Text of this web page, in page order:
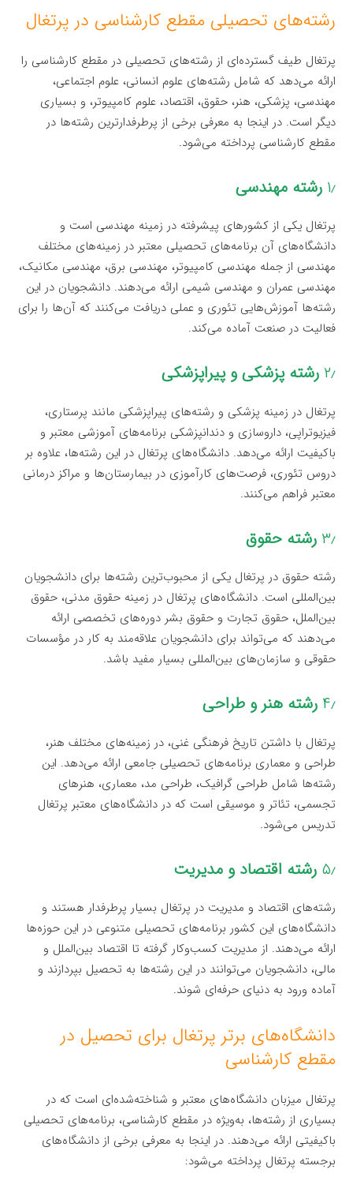
رشته‌های تحصیلی مقطع کارشناسی در پرتغال
پرتغال طیف گسترده‌ای از رشته‌های تحصیلی در مقطع کارشناسی را
ارائه می‌دهد که شامل رشته‌های علوم انسانی، علوم اجتماعی،
مهندسی، پزشکی، هنر، حقوق، اقتصاد، علوم کامپیوتر، و بسیاری
دیگر است. در اینجا به معرفی برخی از پرطرفدارترین رشته‌ها در
مقطع کارشناسی پرداخته می‌شود.
۱٫ رشته مهندسی
پرتغال یکی از کشورهای پیشرفته در زمینه مهندسی است و
دانشگاه‌های آن برنامه‌های تحصیلی معتبر در زمینه‌های مختلف
مهندسی از جمله مهندسی کامپیوتر، مهندسی برق، مهندسی مکانیک،
مهندسی عمران و مهندسی شیمی ارائه می‌دهند. دانشجویان در این
رشته‌ها آموزش‌هایی تئوری و عملی دریافت می‌کنند که آن‌ها را برای
فعالیت در صنعت آماده می‌کند.
۲٫ رشته پزشکی و پیراپزشکی
پرتغال در زمینه پزشکی و رشته‌های پیراپزشکی مانند پرستاری،
فیزیوتراپی، داروسازی و دندانپزشکی برنامه‌های آموزشی معتبر و
باکیفیت ارائه می‌دهد. دانشگاه‌های پرتغال در این رشته‌ها، علاوه بر
دروس تئوری، فرصت‌های کارآموزی در بیمارستان‌ها و مراکز درمانی
معتبر فراهم می‌کنند.
۳٫ رشته حقوق
رشته حقوق در پرتغال یکی از محبوب‌ترین رشته‌ها برای دانشجویان
بین‌المللی است. دانشگاه‌های پرتغال در زمینه حقوق مدنی، حقوق
بین‌الملل، حقوق تجارت و حقوق بشر دوره‌های تخصصی ارائه
می‌دهند که می‌تواند برای دانشجویان علاقه‌مند به کار در مؤسسات
حقوقی و سازمان‌های بین‌المللی بسیار مفید باشد.
۴٫ رشته هنر و طراحی
پرتغال با داشتن تاریخ فرهنگی غنی، در زمینه‌های مختلف هنر،
طراحی و معماری برنامه‌های تحصیلی جامعی ارائه می‌دهد. این
رشته‌ها شامل طراحی گرافیک، طراحی مد، معماری، هنرهای
تجسمی، تئاتر و موسیقی است که در دانشگاه‌های معتبر پرتغال
تدریس می‌شود.
۵٫ رشته اقتصاد و مدیریت
رشته‌های اقتصاد و مدیریت در پرتغال بسیار پرطرفدار هستند و
دانشگاه‌های این کشور برنامه‌های تحصیلی متنوعی در این حوزه‌ها
ارائه می‌دهند. از مدیریت کسب‌وکار گرفته تا اقتصاد بین‌الملل و
مالی، دانشجویان می‌توانند در این رشته‌ها به تحصیل بپردازند و
آماده ورود به دنیای حرفه‌ای شوند.
دانشگاه‌های برتر پرتغال برای تحصیل در
مقطع کارشناسی
پرتغال میزبان دانشگاه‌های معتبر و شناخته‌شده‌ای است که در
بسیاری از رشته‌ها، به‌ویژه در مقطع کارشناسی، برنامه‌های تحصیلی
باکیفیتی ارائه می‌دهند. در اینجا به معرفی برخی از دانشگاه‌های
برجسته پرتغال پرداخته می‌شود: